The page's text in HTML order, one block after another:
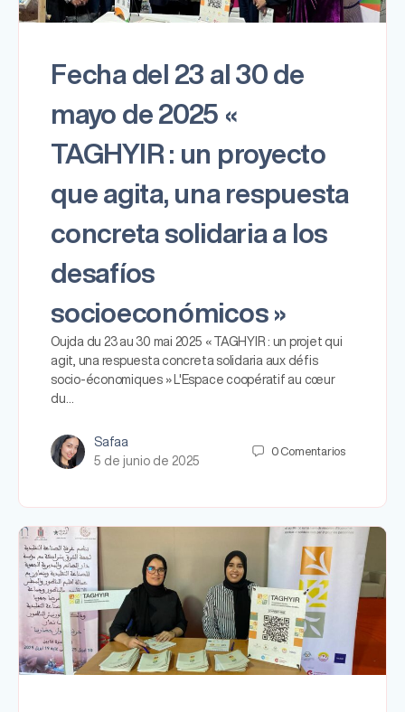
Fecha del 23 al 30 de
mayo de 2025 «
TAGHYIR : un proyecto
que agita, una respuesta
concreta solidaria a los
desafíos
socioeconómicos »
Oujda du 23 au 30 mai 2025 « TAGHYIR : un projet qui
agit, una respuesta concreta solidaria aux défis
socio-économiques » L'Espace coopératif au cœur
du…
Safaa
5 de junio de 2025
0 Comentarios